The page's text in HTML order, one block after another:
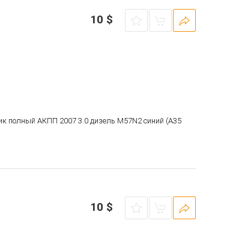
10 $
полный АКПП 2007 3.0 дизель M57N2 синий (A35
10 $